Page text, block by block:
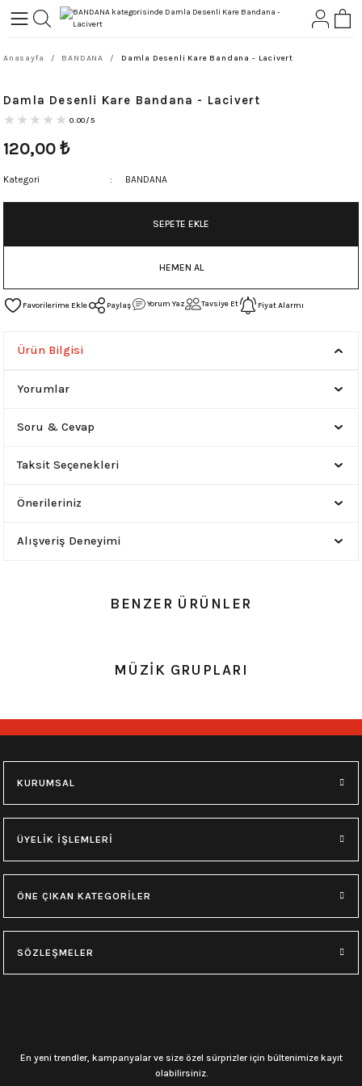
Geri Dön
ROCK
Geri Dön
Anasayfa BANDANA Damla Desenli Kare Bandana - Lacivert
Damla Desenli Kare Bandana - Lacivert
0.00/5
120,00 ₺
Kategori BANDANA
SEPETE EKLE
HEMEN AL
Paylaş Yorum Yaz Tavsiye Et Fiyat Alarmı
Ürün Bilgisi
Yorumlar
Soru & Cevap
Taksit Seçenekleri
Önerileriniz
Alışveriş Deneyimi
BENZER ÜRÜNLER
149,00₺
0.0 Puan - 0 Yorum
149,00₺
0.0 Puan - 0 Yorum
149,00₺ 149,00₺ 149,00₺
0.0 Puan - 0 Yorum
0.0 Puan - 0 Yorum
Çok Amaçlı Bandana-Kurukafa(1)
MÜZİK GRUPLARI
KURUMSAL
ÜYELİK İŞLEMLERİ
ÖNE ÇIKAN KATEGORİLER
SÖZLEŞMELER
En yeni trendler, kampanyalar ve size özel sürprizler için bültenimize kayıt
olabilirsiniz.